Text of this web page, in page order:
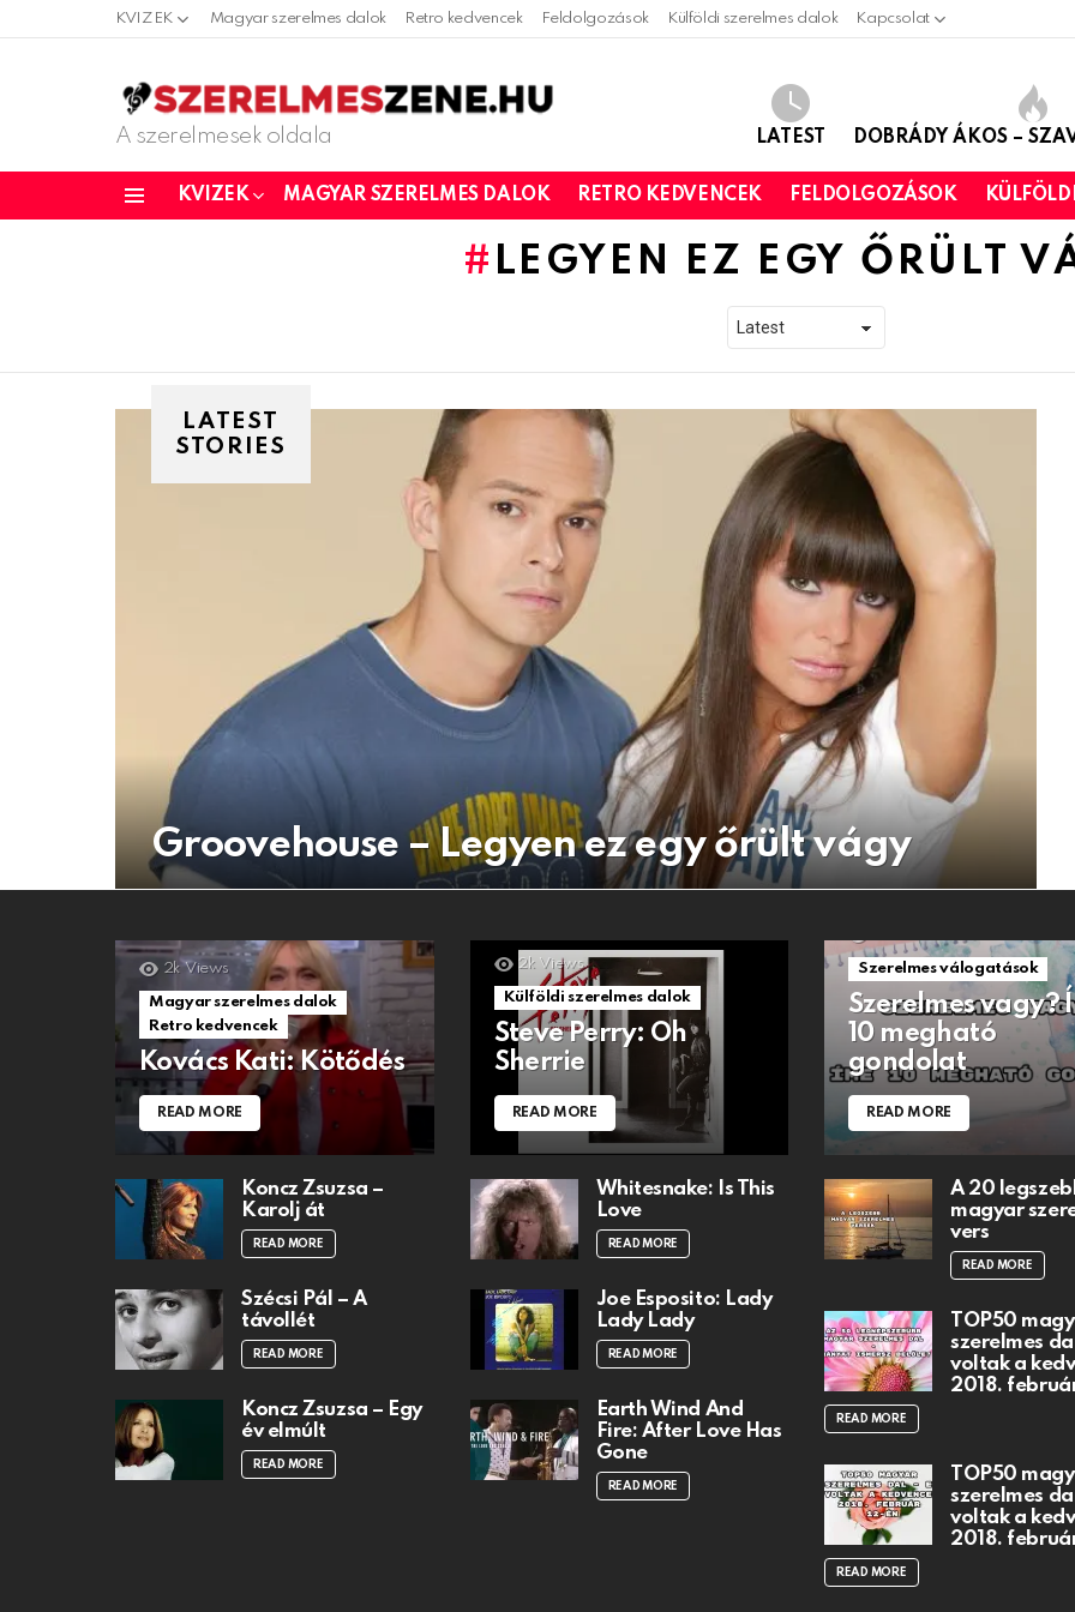
KVIZEK Magyar szerelmes dalok Retro kedvencek Feldolgozások Külföldi szerelmes dalok Kapcsolat
A szerelmesek oldala LATEST DOBRÁDY ÁKOS –
KVIZEK MAGYAR SZERELMES DALOK RETRO KEDVENCEK FELDOLGOZÁSOK
LEGYEN EZ EGY ŐRÜLT
LATEST
STORIES
Groovehouse – Legyen ez egy őrült vágy
2k Views
Magyar szerelmes dalok
Retro kedvencek
Kovács Kati: Kötődés
READ MORE
Koncz Zsuzsa –
Karolj át
READ MORE
Szécsi Pál – A
távollét
READ MORE
Koncz Zsuzsa – Egy
év elmúlt
READ MORE
2k Views
Külföldi szerelmes dalok
Steve Perry: Oh
Sherrie
READ MORE
Whitesnake: Is This
Love
READ MORE
Joe Esposito: Lady
Lady Lady
READ MORE
Earth Wind And
Fire: After Love Has
Gone
READ MORE
Szerelmes válogatások
Szerelmes vagy?
10 megható
gondolat
READ MORE
A 20
magyar
vers
READ MORE
TOP50
szerelmes
voltak a
2018.
READ MORE
TOP50
szerelmes
voltak a
2018.
READ MORE